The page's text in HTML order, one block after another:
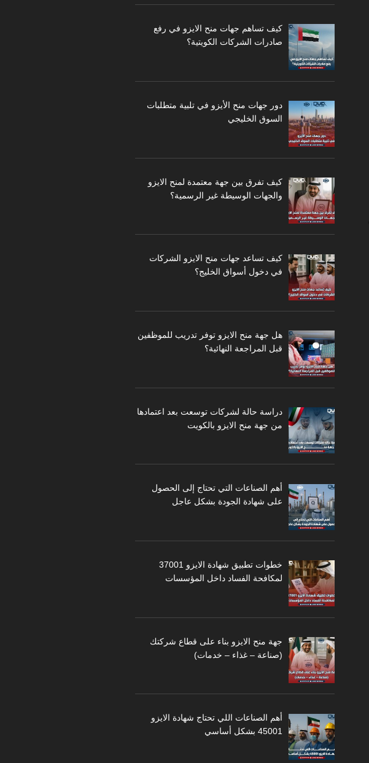
كيف تساهم جهات منح الايزو في رفع
صادرات الشركات الكويتية؟
دور جهات منح الأيزو في تلبية متطلبات
السوق الخليجي
كيف تفرق بين جهة معتمدة لمنح الايزو
والجهات الوسيطة غير الرسمية؟
كيف تساعد جهات منح الايزو الشركات
في دخول أسواق الخليج؟
هل جهة منح الايزو توفر تدريب للموظفين
قبل المراجعة النهائية؟
دراسة حالة لشركات توسعت بعد اعتمادها
من جهة منح الايزو بالكويت
أهم الصناعات التي تحتاج إلى الحصول
على شهادة الجودة بشكل عاجل
خطوات تطبيق شهادة الايزو 37001
لمكافحة الفساد داخل المؤسسات
جهة منح الايزو بناء على قطاع شركتك
(صناعة – غذاء – خدمات)
أهم الصناعات اللي تحتاج شهادة الايزو
45001 بشكل أساسي